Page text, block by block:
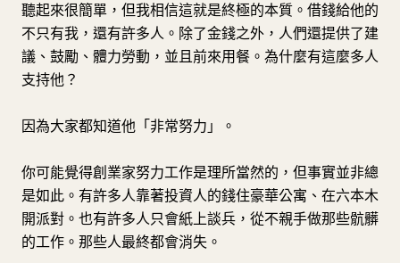
聽起來很簡單，但我相信這就是終極的本質。借錢給他的
不只有我，還有許多人。除了金錢之外，人們還提供了建
議、鼓勵、體力勞動，並且前來用餐。為什麼有這麼多人
支持他？
因為大家都知道他「非常努力」。
你可能覺得創業家努力工作是理所當然的，但事實並非總
是如此。有許多人靠著投資人的錢住豪華公寓、在六本木
開派對。也有許多人只會紙上談兵，從不親手做那些骯髒
的工作。那些人最終都會消失。